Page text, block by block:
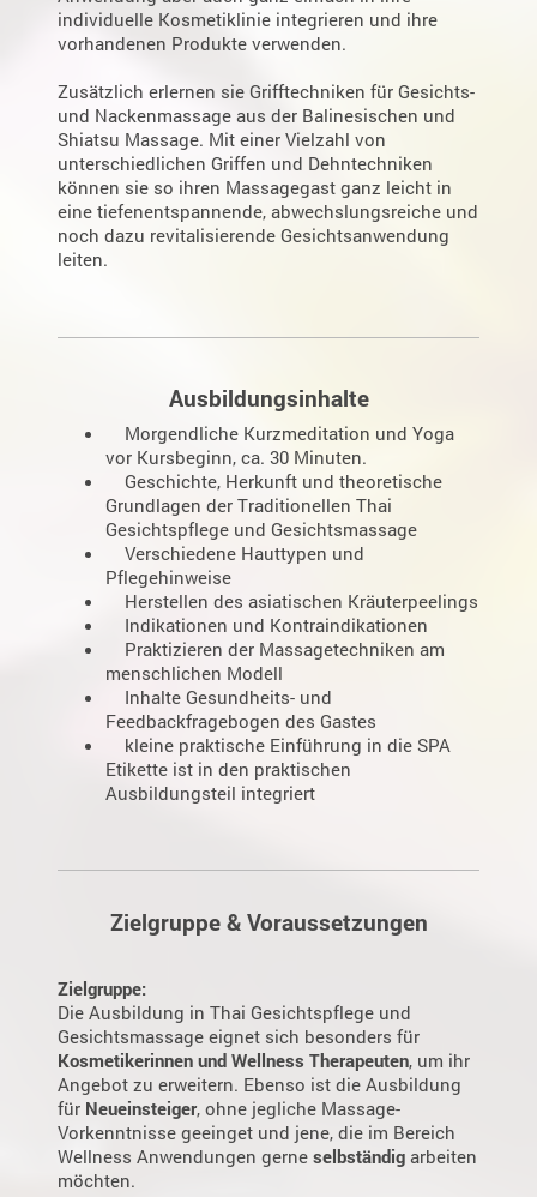
individuelle Kosmetiklinie integrieren und ihre
vorhandenen Produkte verwenden.
Zusätzlich erlernen sie Grifftechniken für Gesichts-
und Nackenmassage aus der Balinesischen und
Shiatsu Massage. Mit einer Vielzahl von
unterschiedlichen Griffen und Dehntechniken
können sie so ihren Massagegast ganz leicht in
eine tiefenentspannende, abwechslungsreiche und
noch dazu revitalisierende Gesichtsanwendung
leiten.
Ausbildungsinhalte
Morgendliche Kurzmeditation und Yoga
vor Kursbeginn, ca. 30 Minuten.
Geschichte, Herkunft und theoretische
Grundlagen der Traditionellen Thai
Gesichtspflege und Gesichtsmassage
Verschiedene Hauttypen und
Pflegehinweise
Herstellen des asiatischen Kräuterpeelings
Indikationen und Kontraindikationen
Praktizieren der Massagetechniken am
menschlichen Modell
Inhalte Gesundheits- und
Feedbackfragebogen des Gastes
kleine praktische Einführung in die SPA
Etikette ist in den praktischen
Ausbildungsteil integriert
Zielgruppe & Voraussetzungen
Zielgruppe:
Die Ausbildung in Thai Gesichtspflege und
Gesichtsmassage eignet sich besonders für
Kosmetikerinnen und Wellness Therapeuten, um ihr
Angebot zu erweitern. Ebenso ist die Ausbildung
für Neueinsteiger, ohne jegliche Massage-
Vorkenntnisse geeinget und jene, die im Bereich
Wellness Anwendungen gerne selbständig arbeiten
möchten.